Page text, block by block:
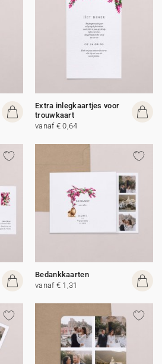
Extra inlegkaartjes voor
trouwkaart
vanaf € 0,64
Bedankkaarten
vanaf € 1,31